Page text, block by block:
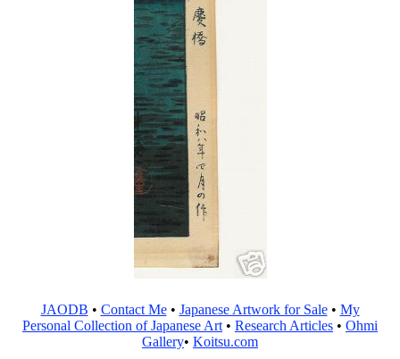
JAODB • Contact Me• Japanese Artwork for Sale• My
Personal Collection of Japanese Art • Research Articles • Ohmi
Gallery• Koitsu.com